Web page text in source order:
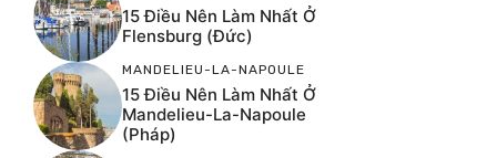
15 Điều Nên Làm Nhất Ở
Flensburg (Đức)
MANDELIEU-LA-NAPOULE
15 Điều Nên Làm Nhất Ở
Mandelieu-La-Napoule
(Pháp)